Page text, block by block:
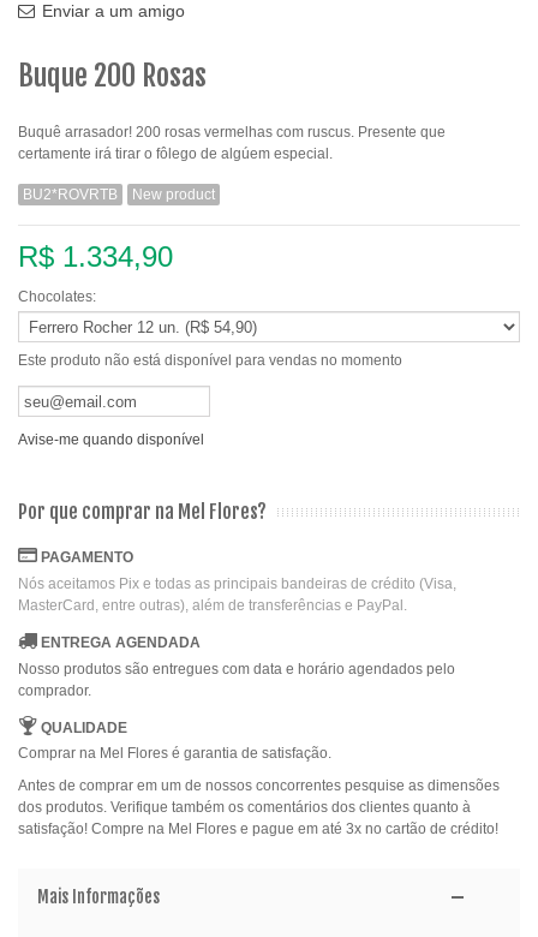
Enviar a um amigo
Buque 200 Rosas
Buquê arrasador! 200 rosas vermelhas com ruscus. Presente que
certamente irá tirar o fôlego de algúem especial.
BU2*ROVRTB New product
R$ 1.334,90
Chocolates:
Este produto não está disponível para vendas no momento
Avise-me quando disponível
Por que comprar na Mel Flores?
PAGAMENTO
Nós aceitamos Pix e todas as principais bandeiras de crédito (Visa,
MasterCard, entre outras), além de transferências e PayPal.
ENTREGA AGENDADA
Nosso produtos são entregues com data e horário agendados pelo
comprador.
QUALIDADE
Comprar na Mel Flores é garantia de satisfação.
Antes de comprar em um de nossos concorrentes pesquise as dimensões
dos produtos. Verifique também os comentários dos clientes quanto à
satisfação! Compre na Mel Flores e pague em até 3x no cartão de crédito!
Mais Informações